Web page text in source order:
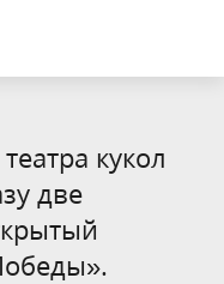
кукол
две